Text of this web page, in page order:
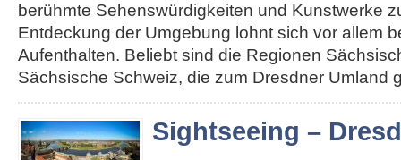
berühmte Sehenswürdigkeiten und Kunstwerke
Entdeckung der Umgebung lohnt sich vor allem
Aufenthalten. Beliebt sind die Regionen
Sächsische Schweiz, die zum Dresdner Umland
Sightseeing –